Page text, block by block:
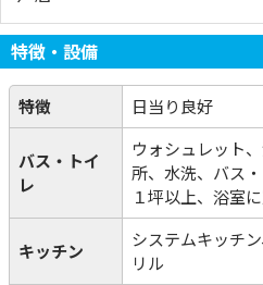
特徴・設備
特徴 日当り良好
バス・トイ
レ
ウォシュレット
所、水洗、バス
１坪以上、浴室
キッチン
システムキッチ
リル